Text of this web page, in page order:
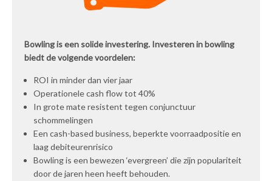
Bowling is een solide investering. Investeren in bowling
biedt de volgende voordelen:
ROI in minder dan vier jaar
Operationele cash flow tot 40%
In grote mate resistent tegen conjunctuur
schommelingen
Een cash-based business, beperkte voorraadpositie en
laag debiteurenrisico
Bowling is een bewezen ‘evergreen’ die zijn populariteit
door de jaren heen heeft behouden.